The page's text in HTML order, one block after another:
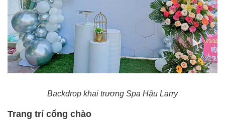
Backdrop khai trương Spa Hậu Larry
Trang trí cổng chào